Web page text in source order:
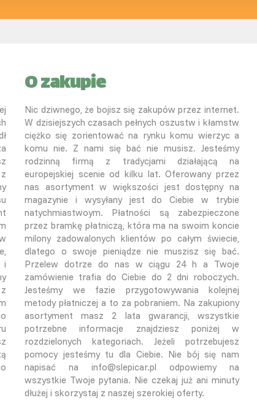
i
O zakupie
Nic dziwnego, że bojisz się zakupów przez internet.
W dzisiejszych czasach pełnych oszustw i kłamstw
ciężko się zorientować na rynku komu wierzyc a
komu nie. Z nami się bać nie musisz. Jesteśmy
rodzinną firmą z tradycjami działającą na
europejskiej scenie od kilku lat. Oferowany przez
nas asortyment w większości jest dostępny na
magazynie i wysyłany jest do Ciebie w trybie
natychmiastwoym. Płatności są zabezpieczone
przez bramkę płatniczą, która ma na swoim koncie
milony zadowalonych klientów po całym świecie,
dlatego o swoje pieniądze nie muszisz się bać.
Przelew dotrze do nas w ciągu 24 h a Twoje
zamówienie trafia do Ciebie do 2 dni roboczych.
Jesteśmy we fazie przygotowywania kolejnej
metody płatniczej a to za pobraniem. Na zakupiony
asortyment masz 2 lata gwarancji, wszystkie
potrzebne informacje znajdziesz poniżej w
rozdzielonych kategoriach. Jeżeli potrzebujesz
pomocy jesteśmy tu dla Ciebie. Nie bój się nam
napisać na info@slepicar.pl odpowiemy na
wszystkie Twoje pytania. Nie czekaj już ani minuty
dłużej i skorzystaj z naszej szerokiej oferty.